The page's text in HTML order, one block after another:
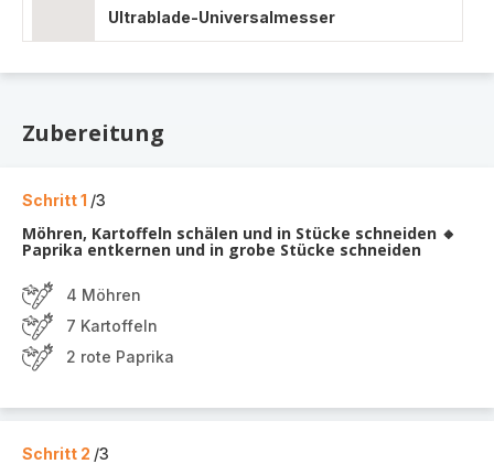
Ultrablade-Universalmesser
Zubereitung
Schritt 1 /3
Möhren, Kartoffeln schälen und in Stücke schneiden 🔸
Paprika entkernen und in grobe Stücke schneiden
4 Möhren
7 Kartoffeln
2 rote Paprika
Schritt 2 /3